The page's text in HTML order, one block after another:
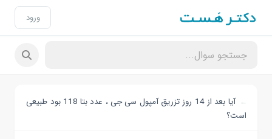
ورود
آیا بعد از 14 روز تزریق آمپول سی جی ، عدد بتا 118 بود طبیعی
است؟